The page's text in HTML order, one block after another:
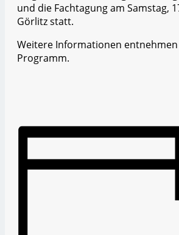
und die Fachtagung am Samstag,
Görlitz statt.
Weitere Informationen
Programm.